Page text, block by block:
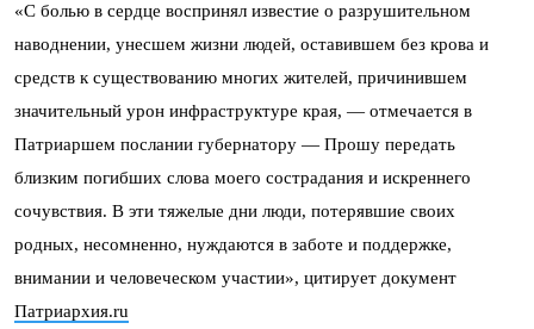
«С болью в сердце воспринял известие о разрушительном
наводнении, унесшем жизни людей, оставившем без крова и
средств к существованию многих жителей, причинившем
значительный урон инфраструктуре края, — отмечается в
Патриаршем послании губернатору — Прошу передать
близким погибших слова моего сострадания и искреннего
сочувствия. В эти тяжелые дни люди, потерявшие своих
родных, несомненно, нуждаются в заботе и поддержке,
внимании и человеческом участии», цитирует документ
Патриархия.ru